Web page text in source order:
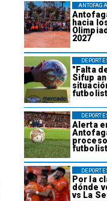
hacia
2027
"Falta
Sifup
Alerta
Por la
dónde
vs La